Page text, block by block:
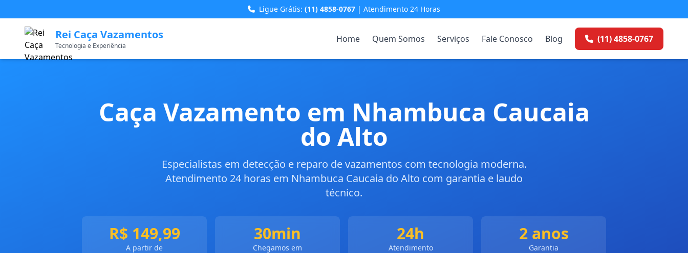
Ligue Grátis: (11) 4858-0767 | Atendimento 24 Horas
Rei Caça Vazamentos
Tecnologia e Experiência
Home Quem Somos Serviços Fale Conosco Blog (11) 4858-0767
Caça Vazamento em Nhambuca Caucaia
do Alto
Especialistas em detecção e reparo de vazamentos com tecnologia moderna.
Atendimento 24 horas em Nhambuca Caucaia do Alto com garantia e laudo
técnico.
R$ 149,99
A partir de
30min
Chegamos em
24h
Atendimento
2 anos
Garantia